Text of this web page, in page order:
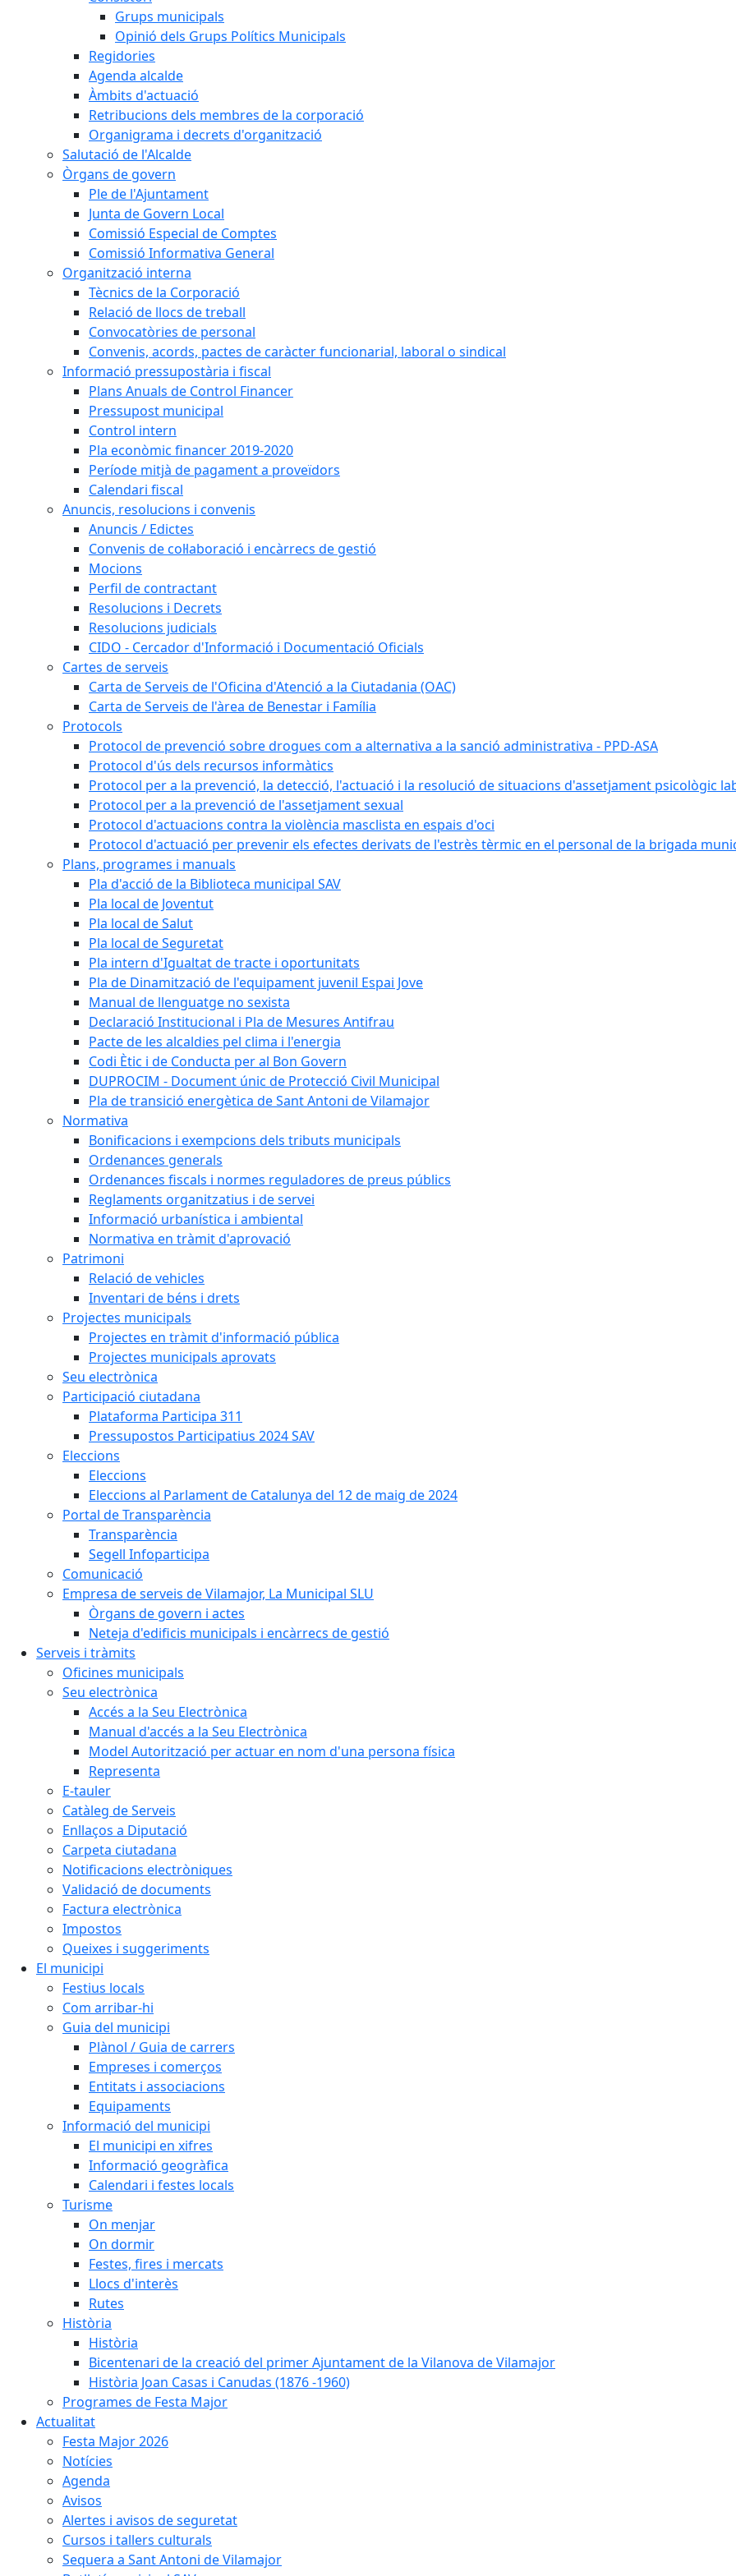
Grups municipals
Opinió dels Grups Polítics Municipals
Regidories
Agenda alcalde
Àmbits d'actuació
Retribucions dels membres de la corporació
Organigrama i decrets d'organització
Salutació de l'Alcalde
Òrgans de govern
Ple de l'Ajuntament
Junta de Govern Local
Comissió Especial de Comptes
Comissió Informativa General
Organització interna
Tècnics de la Corporació
Relació de llocs de treball
Convocatòries de personal
Convenis, acords, pactes de caràcter funcionarial, laboral o sindical
Informació pressupostària i fiscal
Plans Anuals de Control Financer
Pressupost municipal
Control intern
Pla econòmic financer 2019-2020
Període mitjà de pagament a proveïdors
Calendari fiscal
Anuncis, resolucions i convenis
Anuncis / Edictes
Convenis de col·laboració i encàrrecs de gestió
Mocions
Perfil de contractant
Resolucions i Decrets
Resolucions judicials
CIDO - Cercador d'Informació i Documentació Oficials
Cartes de serveis
Carta de Serveis de l'Oficina d'Atenció a la Ciutadania (OAC)
Carta de Serveis de l'àrea de Benestar i Família
Protocols
Protocol de prevenció sobre drogues com a alternativa a la sanció administrativa - PPD-ASA
Protocol d'ús dels recursos informàtics
Protocol per a la prevenció, la detecció, l'actuació i la resolució de situacions d'assetjament psicològic
Protocol per a la prevenció de l'assetjament sexual
Protocol d'actuacions contra la violència masclista en espais d'oci
Protocol d'actuació per prevenir els efectes derivats de l'estrès tèrmic en el personal de la brigada
Plans, programes i manuals
Pla d'acció de la Biblioteca municipal SAV
Pla local de Joventut
Pla local de Salut
Pla local de Seguretat
Pla intern d'Igualtat de tracte i oportunitats
Pla de Dinamització de l'equipament juvenil Espai Jove
Manual de llenguatge no sexista
Declaració Institucional i Pla de Mesures Antifrau
Pacte de les alcaldies pel clima i l'energia
Codi Ètic i de Conducta per al Bon Govern
DUPROCIM - Document únic de Protecció Civil Municipal
Pla de transició energètica de Sant Antoni de Vilamajor
Normativa
Bonificacions i exempcions dels tributs municipals
Ordenances generals
Ordenances fiscals i normes reguladores de preus públics
Reglaments organitzatius i de servei
Informació urbanística i ambiental
Normativa en tràmit d'aprovació
Patrimoni
Relació de vehicles
Inventari de béns i drets
Projectes municipals
Projectes en tràmit d'informació pública
Projectes municipals aprovats
Seu electrònica
Participació ciutadana
Plataforma Participa 311
Pressupostos Participatius 2024 SAV
Eleccions
Eleccions
Eleccions al Parlament de Catalunya del 12 de maig de 2024
Portal de Transparència
Transparència
Segell Infoparticipa
Comunicació
Empresa de serveis de Vilamajor, La Municipal SLU
Òrgans de govern i actes
Neteja d'edificis municipals i encàrrecs de gestió
Serveis i tràmits
Oficines municipals
Seu electrònica
Accés a la Seu Electrònica
Manual d'accés a la Seu Electrònica
Model Autorització per actuar en nom d'una persona física
Representa
E-tauler
Catàleg de Serveis
Enllaços a Diputació
Carpeta ciutadana
Notificacions electròniques
Validació de documents
Factura electrònica
Impostos
Queixes i suggeriments
El municipi
Festius locals
Com arribar-hi
Guia del municipi
Plànol / Guia de carrers
Empreses i comerços
Entitats i associacions
Equipaments
Informació del municipi
El municipi en xifres
Informació geogràfica
Calendari i festes locals
Turisme
On menjar
On dormir
Festes, fires i mercats
Llocs d'interès
Rutes
Història
Història
Bicentenari de la creació del primer Ajuntament de la Vilanova de Vilamajor
Història Joan Casas i Canudas (1876 -1960)
Programes de Festa Major
Actualitat
Festa Major 2026
Notícies
Agenda
Avisos
Alertes i avisos de seguretat
Cursos i tallers culturals
Sequera a Sant Antoni de Vilamajor